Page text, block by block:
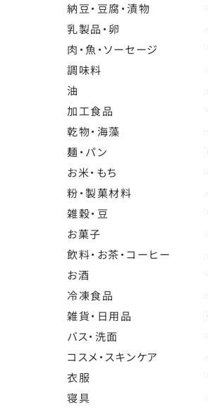
納豆・豆腐・漬物
乳製品・卵
肉・魚・ソーセージ
調味料
油
加工食品
乾物・海藻
麺・パン
お米・もち
粉・製菓材料
雑穀・豆
お菓子
飲料・お茶・コーヒー
お酒
冷凍食品
雑貨・日用品
バス・洗面
コスメ・スキンケア
衣服
寝具